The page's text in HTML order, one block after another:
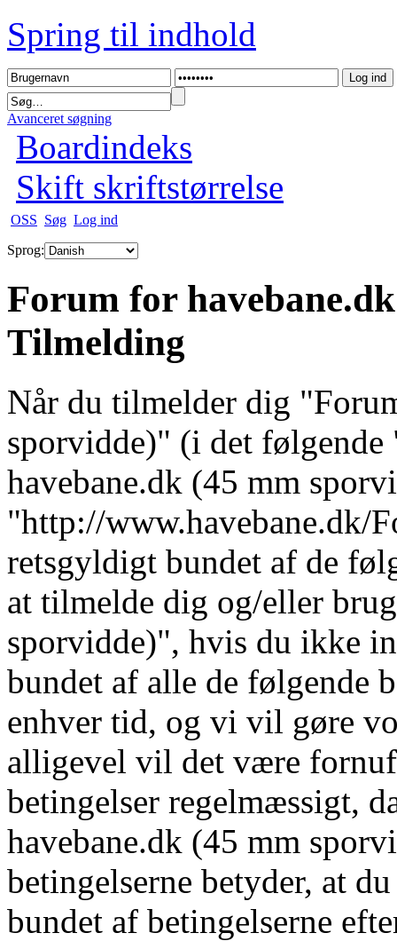
Spring til indhold
Avanceret søgning
Boardindeks
Skift skriftstørrelse
OSS Søg Log ind
Sprog:
Forum for
Tilmelding
Når du tilmelder dig
sporvidde)" (i det
havebane.dk (45 mm
"http://
retsgyldigt bundet af de
at tilmelde dig og/eller
sporvidde)", hvis du ikke
bundet af alle de følgende
enhver tid, og vi vil gøre
alligevel vil det være
betingelser regelmæssigt,
havebane.dk (45 mm
betingelserne betyder, at
bundet af betingelserne